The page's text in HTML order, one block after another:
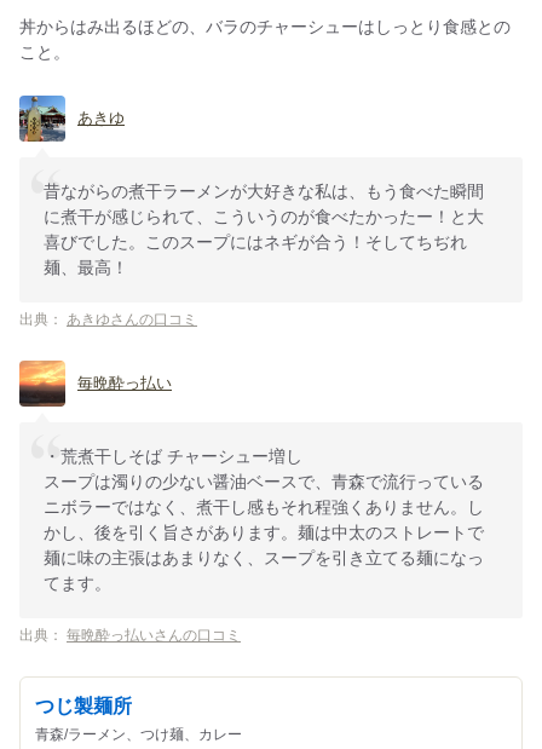
丼からはみ出るほどの、バラのチャーシューはしっとり食感との
こと。
あきゆ
昔ながらの煮干ラーメンが大好きな私は、もう食べた瞬間
に煮干が感じられて、こういうのが食べたかったー！と大
喜びでした。このスープにはネギが合う！そしてちぢれ
麺、最高！
出典： あきゆさんの口コミ
毎晩酔っ払い
・荒煮干しそば チャーシュー増し
スープは濁りの少ない醤油ベースで、青森で流行っている
ニボラーではなく、煮干し感もそれ程強くありません。し
かし、後を引く旨さがあります。麺は中太のストレートで
麺に味の主張はあまりなく、スープを引き立てる麺になっ
てます。
出典： 毎晩酔っ払いさんの口コミ
つじ製麺所
青森/ラーメン、つけ麺、カレー